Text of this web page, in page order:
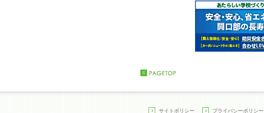
サイトポリシー プライバシーポリシー